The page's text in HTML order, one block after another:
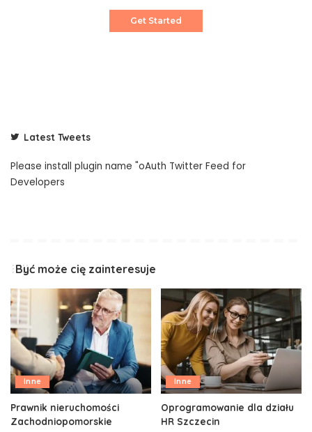
Get Started
Latest Tweets
Please install plugin name "oAuth Twitter Feed for
Developers
Być może cię zainteresuje
Inne
Prawnik nieruchomości
Zachodniopomorskie
Inne
Oprogramowanie dla działu
HR Szczecin